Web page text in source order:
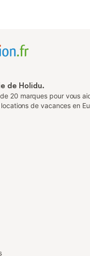
de Holidu.
20 marques pour vous
de vacances en